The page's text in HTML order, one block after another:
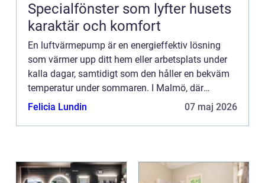
Specialfönster som lyfter husets
karaktär och komfort
En luftvärmepump är en energieffektiv lösning
som värmer upp ditt hem eller arbetsplats under
kalla dagar, samtidigt som den håller en bekväm
temperatur under sommaren. I Malmö, där
temperaturen kan variera kr...
Felicia Lundin 07 maj 2026